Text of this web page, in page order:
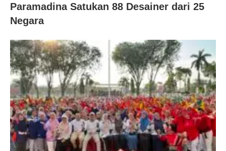
Paramadina Satukan 88 Desainer dari 25
Negara